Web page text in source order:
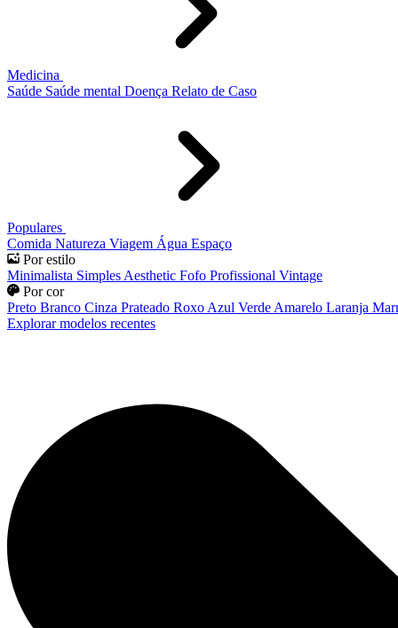
Medicina
Saúde Saúde mental Doença Relato de Caso
Populares
Comida Natureza Viagem Água Espaço
Por estilo
Minimalista Simples Aesthetic Fofo Profissional Vintage
Por cor
Preto Branco Cinza Prateado Roxo Azul Verde Amarelo Laranja
Explorar modelos recentes